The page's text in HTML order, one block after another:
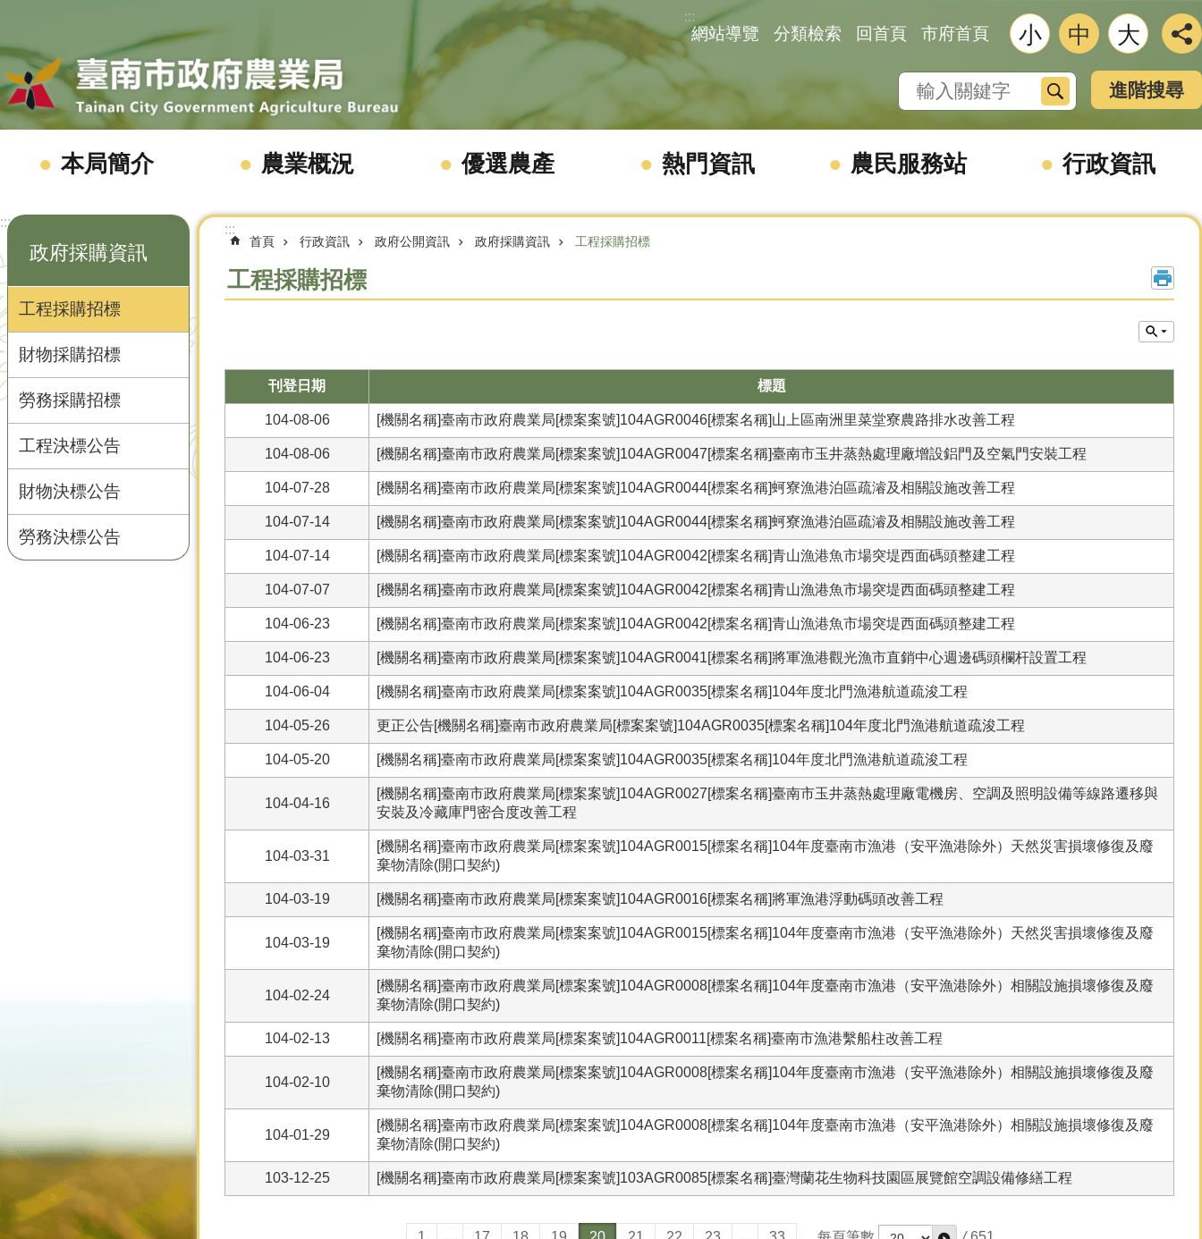
:::
網站導覽 分類檢索 回首頁 市府首頁 小 中 大
搜尋 進階搜尋
本局簡介 農業概況 優選農產 熱門資訊 農民服務站 行政資訊
:::
政府採購資訊
工程採購招標
財物採購招標
勞務採購招標
工程決標公告
財物決標公告
勞務決標公告
:::
首頁 行政資訊 政府公開資訊 政府採購資訊 工程採購招標
工程採購招標
刊登日期 標題
104-08-06 [機關名稱]臺南市政府農業局[標案案號]104AGR0046[標案名稱]山上區南洲里菜堂寮農路排水改善工程
104-08-06 [機關名稱]臺南市政府農業局[標案案號]104AGR0047[標案名稱]臺南市玉井蒸熱處理廠增設鋁門及空氣門安裝工程
104-07-28 [機關名稱]臺南市政府農業局[標案案號]104AGR0044[標案名稱]蚵寮漁港泊區疏濬及相關設施改善工程
104-07-14 [機關名稱]臺南市政府農業局[標案案號]104AGR0044[標案名稱]蚵寮漁港泊區疏濬及相關設施改善工程
104-07-14 [機關名稱]臺南市政府農業局[標案案號]104AGR0042[標案名稱]青山漁港魚市場突堤西面碼頭整建工程
104-07-07 [機關名稱]臺南市政府農業局[標案案號]104AGR0042[標案名稱]青山漁港魚市場突堤西面碼頭整建工程
104-06-23 [機關名稱]臺南市政府農業局[標案案號]104AGR0042[標案名稱]青山漁港魚市場突堤西面碼頭整建工程
104-06-23 [機關名稱]臺南市政府農業局[標案案號]104AGR0041[標案名稱]將軍漁港觀光漁市直銷中心週邊碼頭欄杆設置工程
104-06-04 [機關名稱]臺南市政府農業局[標案案號]104AGR0035[標案名稱]104年度北門漁港航道疏浚工程
104-05-26 更正公告[機關名稱]臺南市政府農業局[標案案號]104AGR0035[標案名稱]104年度北門漁港航道疏浚工程
104-05-20 [機關名稱]臺南市政府農業局[標案案號]104AGR0035[標案名稱]104年度北門漁港航道疏浚工程
104-04-16
[機關名稱]臺南市政府農業局[標案案號]104AGR0027[標案名稱]臺南市玉井蒸熱處理廠電機房、空調及照明設備等線路遷移與
安裝及冷藏庫門密合度改善工程
104-03-31
[機關名稱]臺南市政府農業局[標案案號]104AGR0015[標案名稱]104年度臺南市漁港（安平漁港除外）天然災害損壞修復及廢
棄物清除(開口契約)
104-03-19 [機關名稱]臺南市政府農業局[標案案號]104AGR0016[標案名稱]將軍漁港浮動碼頭改善工程
104-03-19
[機關名稱]臺南市政府農業局[標案案號]104AGR0015[標案名稱]104年度臺南市漁港（安平漁港除外）天然災害損壞修復及廢
棄物清除(開口契約)
104-02-24
[機關名稱]臺南市政府農業局[標案案號]104AGR0008[標案名稱]104年度臺南市漁港（安平漁港除外）相關設施損壞修復及廢
棄物清除(開口契約)
104-02-13 [機關名稱]臺南市政府農業局[標案案號]104AGR0011[標案名稱]臺南市漁港繫船柱改善工程
104-02-10
[機關名稱]臺南市政府農業局[標案案號]104AGR0008[標案名稱]104年度臺南市漁港（安平漁港除外）相關設施損壞修復及廢
棄物清除(開口契約)
104-01-29
[機關名稱]臺南市政府農業局[標案案號]104AGR0008[標案名稱]104年度臺南市漁港（安平漁港除外）相關設施損壞修復及廢
棄物清除(開口契約)
103-12-25 [機關名稱]臺南市政府農業局[標案案號]103AGR0085[標案名稱]臺灣蘭花生物科技園區展覽館空調設備修繕工程